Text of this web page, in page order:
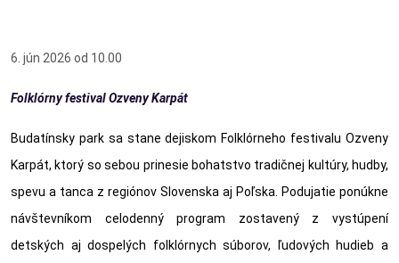
6. jún 2026 od 10.00
Folklórny festival Ozveny Karpát
Budatínsky park sa stane dejiskom Folklórneho festivalu Ozveny
Karpát, ktorý so sebou prinesie bohatstvo tradičnej kultúry, hudby,
spevu a tanca z regiónov Slovenska aj Poľska. Podujatie ponúkne
návštevníkom celodenný program zostavený z vystúpení
detských aj dospelých folklórnych súborov, ľudových hudieb a